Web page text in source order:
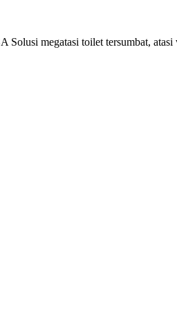
Solusi megatasi toilet tersumbat, atasi